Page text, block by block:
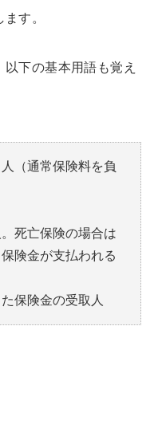
す。
下の基本用語も覚え
（通常保険料を負
死亡保険の場合は
険金が支払われる
保険金の受取人